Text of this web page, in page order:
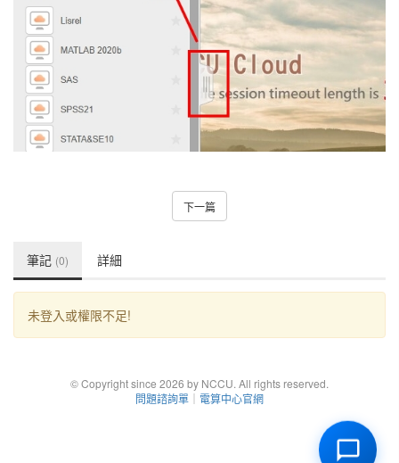
下一篇
筆記 (0) 詳細
未登入或權限不足!
© Copyright since 2026 by NCCU. All rights reserved.
問題諮詢單 ｜ 電算中心官網